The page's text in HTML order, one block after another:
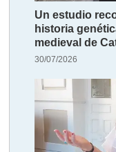
Un estudio
historia
medieval de
30/07/2026